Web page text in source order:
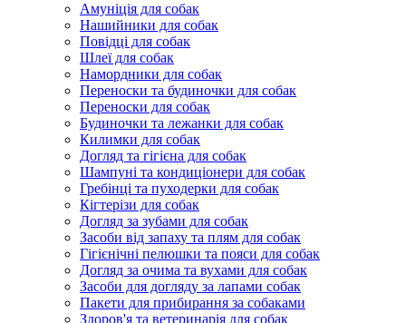
Амуніція для собак
Нашийники для собак
Повідці для собак
Шлеї для собак
Намордники для собак
Переноски та будиночки для собак
Переноски для собак
Будиночки та лежанки для собак
Килимки для собак
Догляд та гігієна для собак
Шампуні та кондиціонери для собак
Гребінці та пуходерки для собак
Кігтерізи для собак
Догляд за зубами для собак
Засоби від запаху та плям для собак
Гігієнічні пелюшки та пояси для собак
Догляд за очима та вухами для собак
Засоби для догляду за лапами собак
Пакети для прибирання за собаками
Здоров'я та ветеринарія для собак